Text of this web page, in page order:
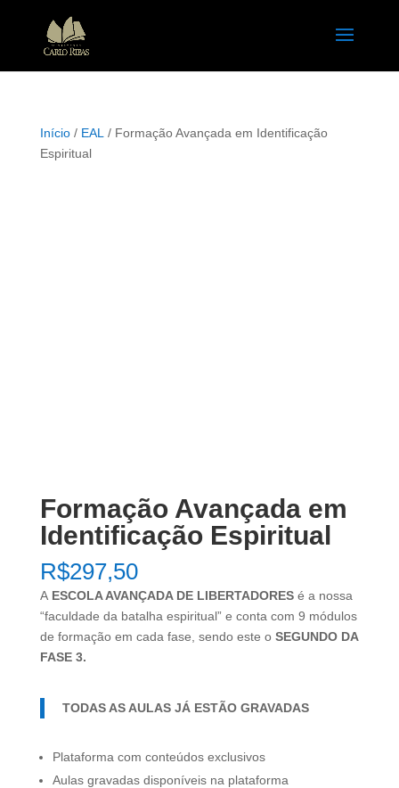
Início/ EAL / Formação Avançada em Identificação
Espiritual
Formação Avançada em
Identificação Espiritual
R$297,50
A ESCOLA AVANÇADA DE LIBERTADORESé a nossa
“faculdade da batalha espiritual” e conta com 9 módulos
de formação em cada fase, sendo este o SEGUNDO DA
FASE 3.
TODAS AS AULAS JÁ ESTÃO GRAVADAS
Plataforma com conteúdos exclusivos
Aulas gravadas disponíveis na plataforma